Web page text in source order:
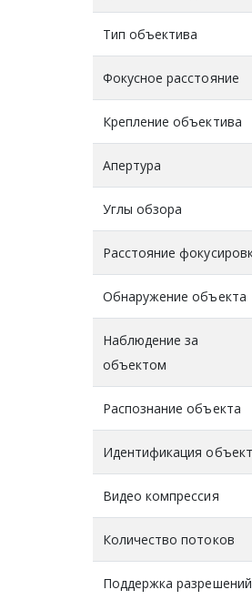
Тип объектива
Фокусное расстояние
Крепление объектива
Апертура
Углы обзора
Расстояние
Обнаружение объекта
Наблюдение за
объектом
Распознание объекта
Идентификация
Видео компрессия
Количество потоков
Поддержка разрешений